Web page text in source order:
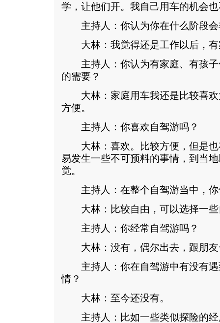
学，让他们开。我自己用车的机会
主持人：你认为你在什么阶段会
大林：我觉得还是工作以后，有
主持人：你认为有家庭、有孩子
的需要？
大林：家庭用车我还是比较喜欢
方便。
主持人：你喜欢自驾游吗？
大林：喜欢。比较方便，但是也
易发生一些不可预料的事情，到当
觉。
主持人：在整个自驾游当中，你
大林：比较自由，可以选择一些
主持人：你经常自驾游吗？
大林：没有，偶尔出去，跟朋友
主持人：你在自驾游中有没有遇
情？
大林：至今还没有。
主持人：比如一些类似探险的经